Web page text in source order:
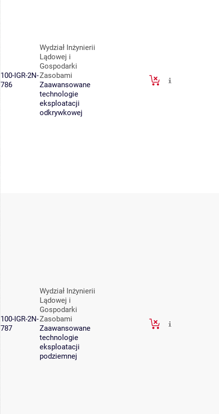
100-IGR-2N-
786
Wydział Inżynierii
Lądowej i
Gospodarki
Zasobami
Zaawansowane
technologie
eksploatacji
odkrywkowej
100-IGR-2N-
787
Wydział Inżynierii
Lądowej i
Gospodarki
Zasobami
Zaawansowane
technologie
eksploatacji
podziemnej